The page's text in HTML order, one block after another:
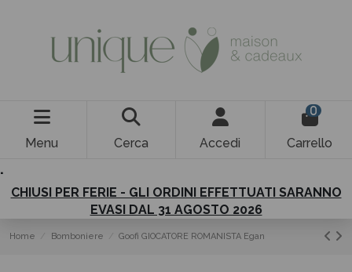
Menu Cerca Accedi
0
Carrello
.
CHIUSI PER FERIE - GLI ORDINI EFFETTUATI SARANNO
EVASI DAL 31 AGOSTO 2026
Home Bomboniere Goofi GIOCATORE ROMANISTA Egan